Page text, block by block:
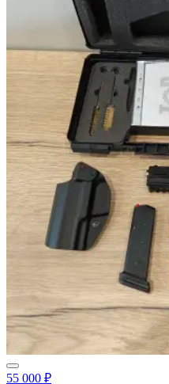
55 000 ₽